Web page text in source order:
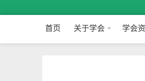
首页 关于学会 学会